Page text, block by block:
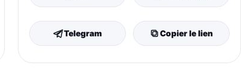
Telegram Copier le lien